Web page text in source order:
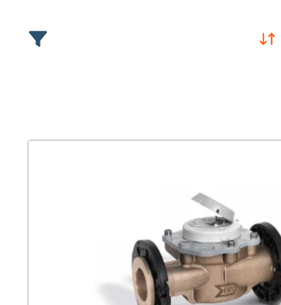
información.
y módulos de comunicación. Puedes
Cómo elegir un contador o un
Según la aplicación y el nivel de